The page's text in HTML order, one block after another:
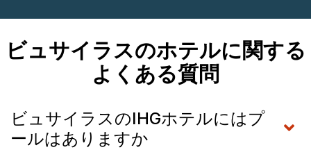
ビュサイラスのホテルに関する
よくある質問
ビュサイラスのIHGホテルにはプ
ールはありますか